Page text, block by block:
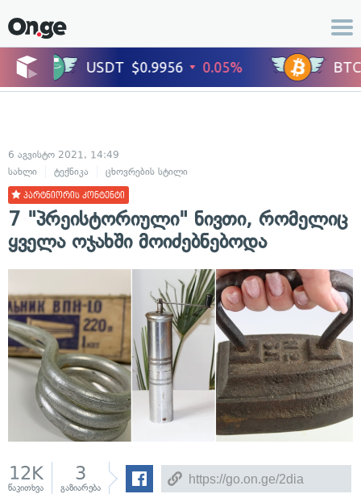
6 აგვისტო 2021, 14:49
სახლი
ტექნიკა ცხოვრების სტილი
პარტნიორის კონტენტი
7 "პრეისტორიული" ნივთი, რომელიც
ყველა ოჯახში მოიძებნებოდა
12K
წაკითხვა
3
გაზიარება